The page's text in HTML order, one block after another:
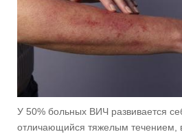
У 50% больных ВИЧ развивается
отличающийся тяжелым течением,